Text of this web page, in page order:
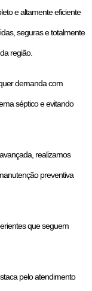
e altamente eficiente
seguras e totalmente
região.
demanda com
séptico e evitando
realizamos
preventiva
que seguem
pelo atendimento